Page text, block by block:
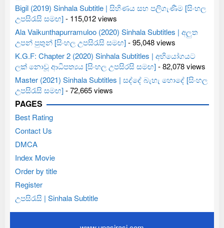
Bigil (2019) Sinhala Subtitle | සිහිණය සහ පලිගැණීම [සිංහල
උපසිරැසි සමඟ]- 115,012 views
Ala Vaikunthapurramuloo (2020) Sinhala Subtitles | අලුත
උපන් පුතුන් [සිංහල උපසිරැසි සමඟ]- 95,048 views
K.G.F: Chapter 2 (2020) Sinhala Subtitles | අභියෝගයට
ලක් නොවූ ආධිපත්‍යය [සිංහල උපසිරසි සමඟ]- 82,078 views
Master (2021) Sinhala Subtitles | සද්දේ බැහැ හොදේ [සිංහල
උපසිරැසි සමඟ]- 72,665 views
PAGES
Best Rating
Contact Us
DMCA
Index Movie
Order by title
Register
උපසිරැසි | Sinhala Subtitle